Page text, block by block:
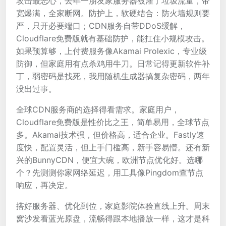
宽爆满，全家断网。防护上，软硬结合：防火墙规则要
严，只开必要端口；CDN服务自带DDoS缓解，
Cloudflare免费版就有基础防护，能扛住小规模攻击。
如果预算够，上付费服务像Akamai Prolexic，专业级
防御，但家庭用有点杀鸡用牛刀。日常记得更新软件补
丁，弱密码是找死，我用随机生成器搞复杂密码，两年
没出过事。
全球CDN服务商的选择得看需求。家庭用户，
Cloudflare免费版是性价比之王，简单易用，全球节点
多。Akamai技术强，但价格高，适合企业。Fastly速
度快，配置灵活，但上手门槛高，新手容易懵。还有新
兴的BunnyCDN，便宜大碗，欧洲节点优化好。选哪
个？先测测你家网络延迟，用工具像Pingdom查节点
响应，再决定。
搭好服务器、优化到位，家庭影院体验直线上升。周末
窝沙发看蓝光原盘，流畅得跟本地播放一样，这才是科